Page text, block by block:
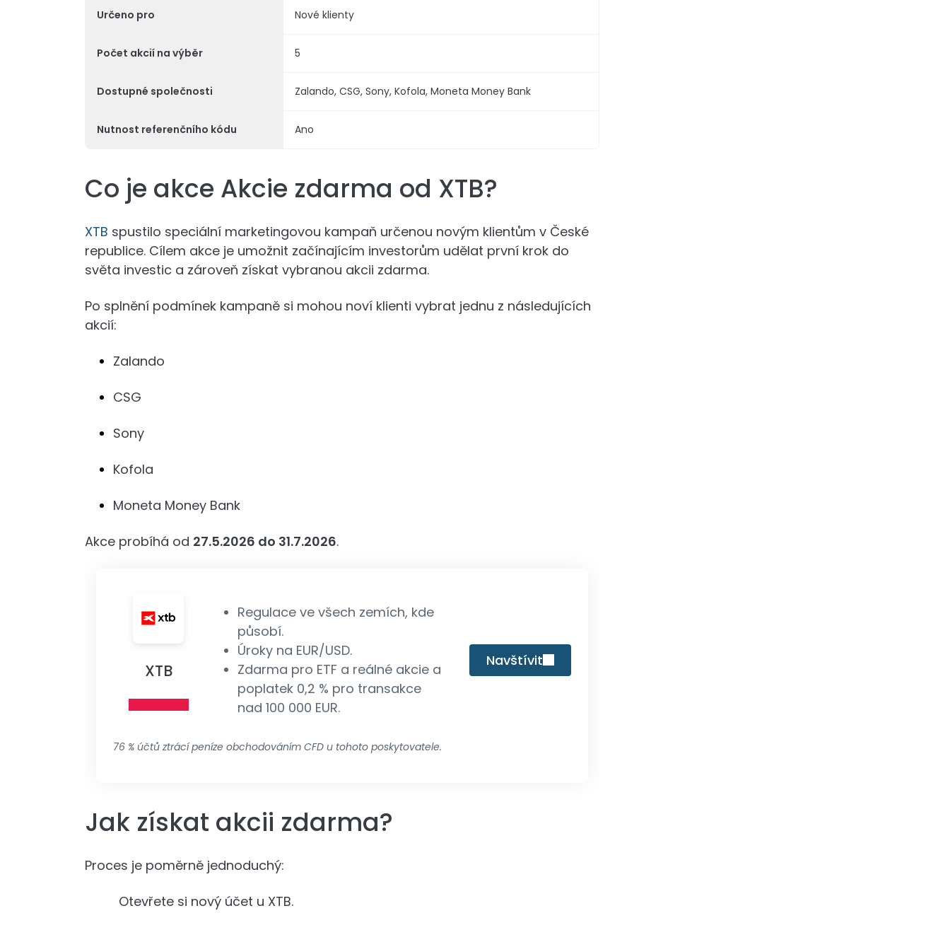
Určeno pro Nové klienty
Počet akcií na výběr 5
Dostupné společnosti Zalando, CSG, Sony, Kofola, Moneta Money Bank
Nutnost referenčního kódu Ano
Co je akce Akcie zdarma od XTB?
XTB spustilo speciální marketingovou kampaň určenou novým klientům v České
republice. Cílem akce je umožnit začínajícím investorům udělat první krok do
světa investic a zároveň získat vybranou akcii zdarma.
Po splnění podmínek kampaně si mohou noví klienti vybrat jednu z následujících
akcií:
Zalando
CSG
Sony
Kofola
Moneta Money Bank
Akce probíhá od 27.5.2026 do 31.7.2026.
XTB
Regulace ve všech zemích, kde
působí.
Úroky na EUR/USD.
Zdarma pro ETF a reálné akcie a
poplatek 0,2 % pro transakce
nad 100 000 EUR.
Navštívit
76 % účtů ztrácí peníze obchodováním CFD u tohoto poskytovatele.
Jak získat akcii zdarma?
Proces je poměrně jednoduchý:
Otevřete si nový účet u XTB.